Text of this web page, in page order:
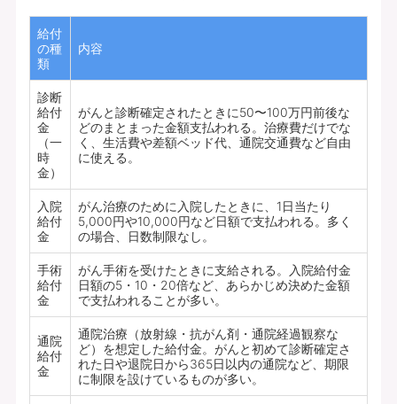
給付
の種
類
内容
診断
給付
金
（一
時
金）
がんと診断確定されたときに50〜100万円前後な
どのまとまった金額支払われる。治療費だけでな
く、生活費や差額ベッド代、通院交通費など自由
に使える。
入院
給付
金
がん治療のために入院したときに、1日当たり
5,000円や10,000円など日額で支払われる。多く
の場合、日数制限なし。
手術
給付
金
がん手術を受けたときに支給される。入院給付金
日額の5・10・20倍など、あらかじめ決めた金額
で支払われることが多い。
通院
給付
金
通院治療（放射線・抗がん剤・通院経過観察な
ど）を想定した給付金。がんと初めて診断確定さ
れた日や退院日から365日以内の通院など、期限
に制限を設けているものが多い。